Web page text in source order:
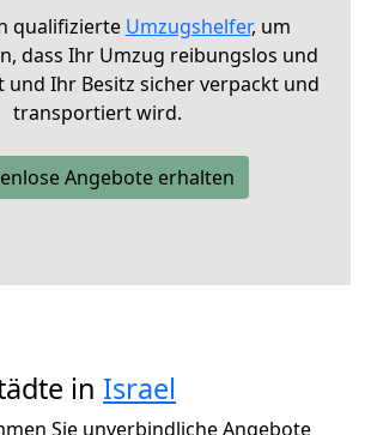
qualifizierte Umzugshelfer, um
dass Ihr Umzug reibungslos und
und Ihr Besitz sicher verpackt und
transportiert wird.
Angebote erhalten
in Israel
Sie unverbindliche Angebote